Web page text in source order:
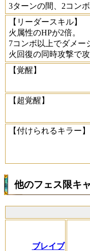
3ターンの間、2コン
【リーダースキル】
火属性のHPが2倍。
7コンボ以上でダメー
火回復の同時攻撃で
【覚醒】
【超覚醒】
【付けられるキラー】
他のフェス限キ
ブレイブ